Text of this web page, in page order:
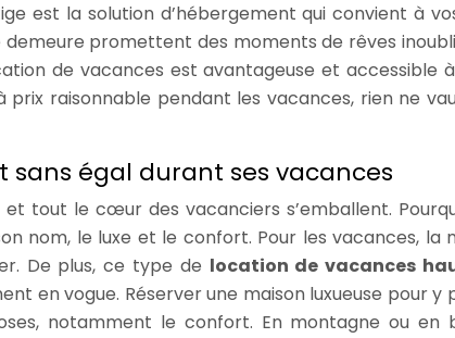
est la solution d’hébergement qui convient à
demeure promettent des moments de rêves
de vacances est avantageuse et accessible
raisonnable pendant les vacances, rien ne
sans égal durant ses vacances
tout le cœur des vacanciers s’emballent.
nom, le luxe et le confort. Pour les vacances, la
De plus, ce type de location de vacances
en vogue. Réserver une maison luxueuse pour y
notamment le confort. En montagne ou en